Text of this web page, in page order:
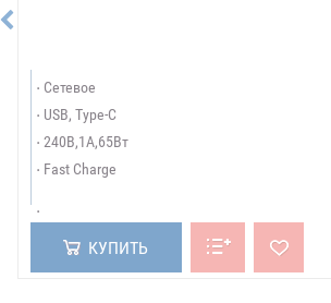
Сетевое
USB, Type-C
240В,1А,65Вт
Fast Charge
КУПИТЬ
БРЕНДЫ: Показать все бренды